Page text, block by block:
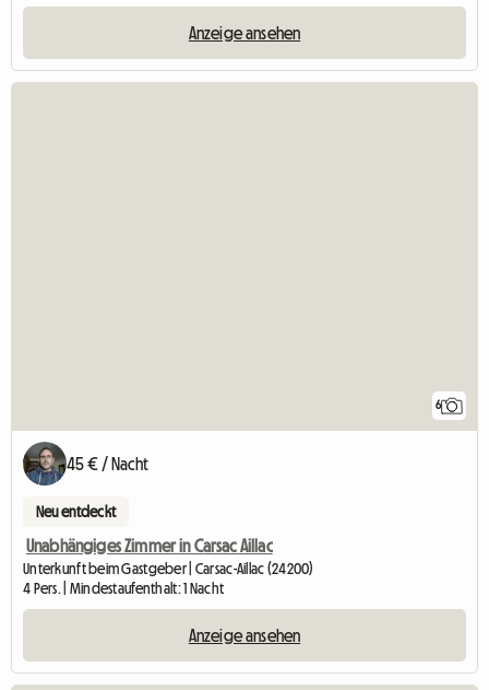
Anzeige ansehen
6
45 € / Nacht
Neu entdeckt
Unabhängiges Zimmer in Carsac Aillac
Unterkunft beim Gastgeber | Carsac-Aillac (24200)
4 Pers. | Mindestaufenthalt: 1 Nacht
Anzeige ansehen